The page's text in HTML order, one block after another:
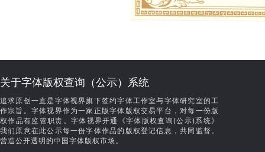
关于字体版权查询（公示）系统
追求原创一直是字体视界旗下签约字体工作室与字体研究室的工
作宗旨。字体视界作为一家正版字体版权交易平台，对每一份版
权作品有监管职责。字体视界开通《字体版权查询(公示)系统》
我们原意在此公示每一份字体作品的版权登记信息，共同监督。
营造公开透明的中国字体版权市场。